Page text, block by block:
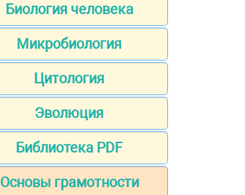
Биология человека
Микробиология
Цитология
Эволюция
Библиотека PDF
Основы грамотности